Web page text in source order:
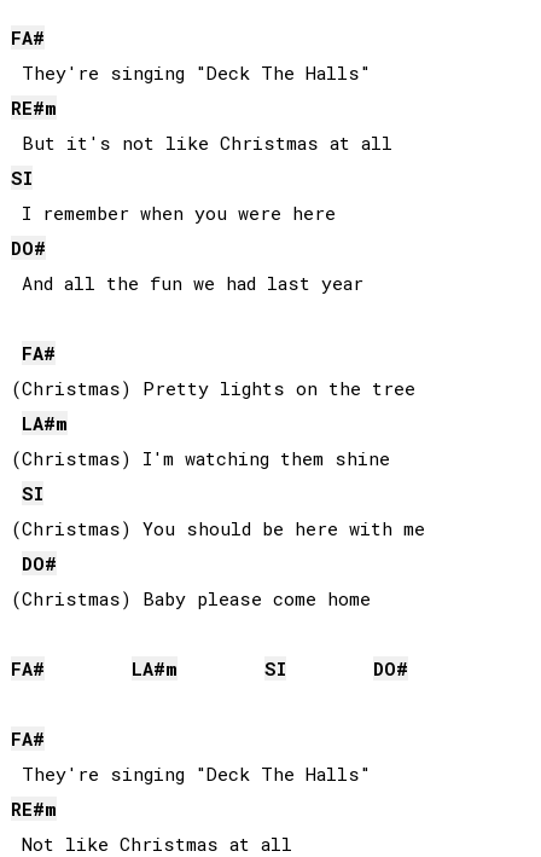
FA#
RE#m
SI
DO#
And all the fun we had last year
FA#
(Christmas) Pretty lights on the tree
LA#m
(Christmas) I'm watching them shine
SI
(Christmas) You should be here with me
DO#
(Christmas) Baby please come home
FA# LA#m SI DO#
FA#
RE#m